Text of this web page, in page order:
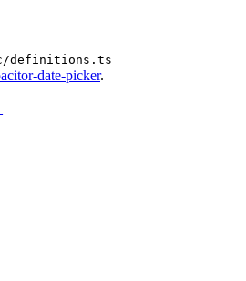
definitions.ts
date-picker.